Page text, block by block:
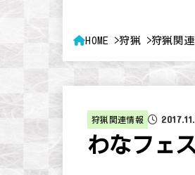
HOME 狩猟 狩猟関
狩猟関連情報
わなフェ